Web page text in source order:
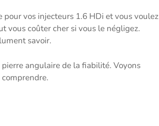
pour vos injecteurs 1.6 HDi et vous voulez
vous coûter cher si vous le négligez.
savoir.
angulaire de la fiabilité. Voyons